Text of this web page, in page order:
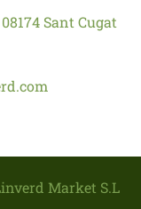
Sant Cugat
Market S.L